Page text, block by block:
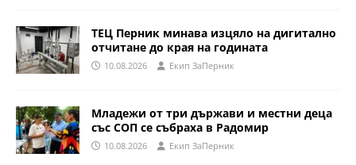
ТЕЦ Перник минава изцяло на дигитално
отчитане до края на годината
10.08.2026 Eкип ЗаПерник
Младежи от три държави и местни деца
със СОП се събраха в Радомир
10.08.2026 Eкип ЗаПерник